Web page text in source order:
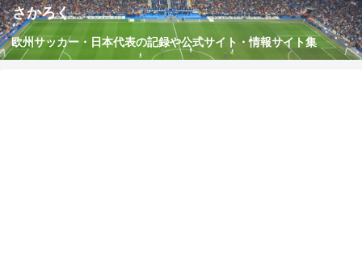
さかろく
欧州サッカー・日本代表の記録や公式サイト・情報サイト集